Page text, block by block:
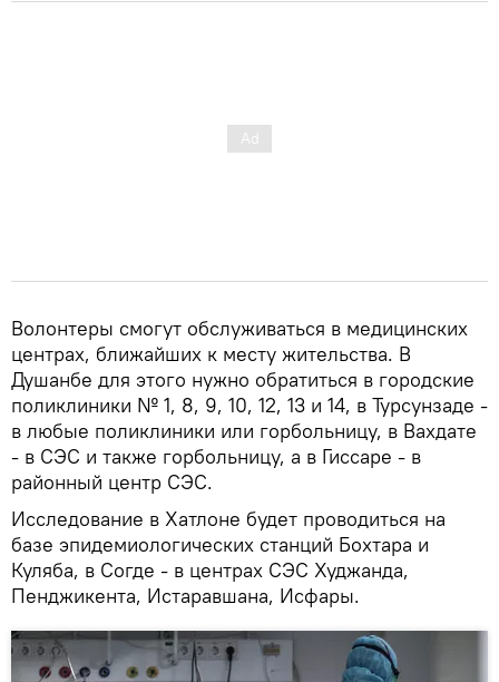
Волонтеры смогут обслуживаться в медицинских
центрах, ближайших к месту жительства. В
Душанбе для этого нужно обратиться в городские
поликлиники № 1, 8, 9, 10, 12, 13 и 14, в Турсунзаде -
в любые поликлиники или горбольницу, в Вахдате
- в СЭС и также горбольницу, а в Гиссаре - в
районный центр СЭС.
Исследование в Хатлоне будет проводиться на
базе эпидемиологических станций Бохтара и
Куляба, в Согде - в центрах СЭС Худжанда,
Пенджикента, Истаравшана, Исфары.